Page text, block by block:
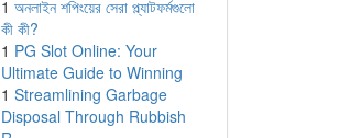
1 অনলাইন শপিংয়ের সেরা প্ল্যাটফর্মগুলো
কী কী?
1 PG Slot Online: Your
Ultimate Guide to Winning
1 Streamlining Garbage
Disposal Through Rubbish